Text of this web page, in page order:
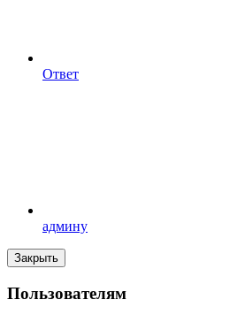
Ответ
админу
Закрыть
Пользователям